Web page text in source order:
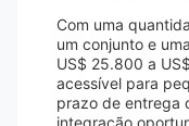
Com uma
um conjunto e
US$ 25.800 a
acessível para
prazo de entrega
integração